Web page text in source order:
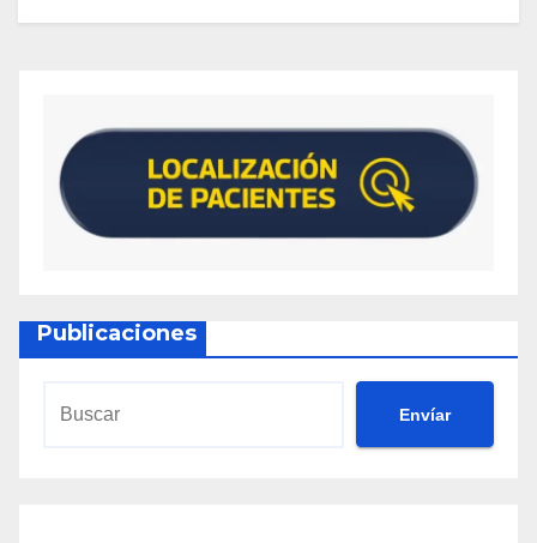
Publicaciones
Envíar